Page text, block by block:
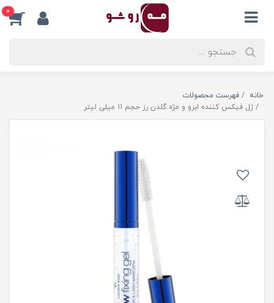
0
خانه
فهرست محصولات
ژل فیکس کننده ابرو و مژه گلدن رز حجم 11 میلی لیتر